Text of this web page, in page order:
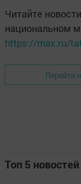
Читайте
национальном
https://max.ru/
Перейти
Топ 5 новостей